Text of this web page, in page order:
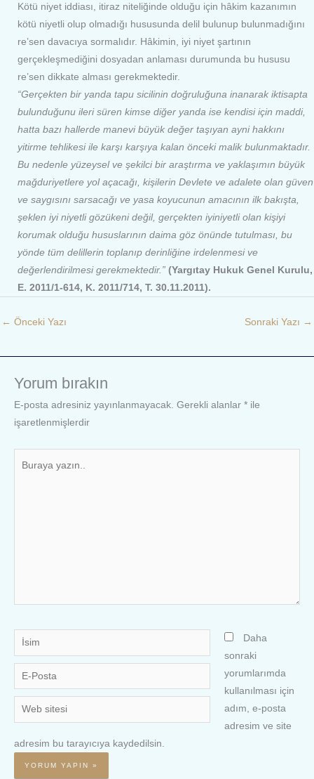
Kötü niyet iddiası, itiraz niteliğinde olduğu için hâkim kazanımın
kötü niyetli olup olmadığı hususunda delil bulunup bulunmadığını
re’sen davacıya sormalıdır. Hâkimin, iyi niyet şartının
gerçekleşmediğini dosyadan anlaması durumunda bu hususu
re’sen dikkate alması gerekmektedir.
“Gerçekten bir yanda tapu sicilinin doğruluğuna inanarak iktisapta
bulunduğunu ileri süren kimse diğer yanda ise kendisi için maddi,
hatta bazı hallerde manevi büyük değer taşıyan ayni hakkını
yitirme tehlikesi ile karşı karşıya kalan önceki malik bulunmaktadır.
Bu nedenle yüzeysel ve şekilci bir araştırma ve yaklaşımın büyük
mağduriyetlere yol açacağı, kişilerin Devlete ve adalete olan güven
ve saygısını sarsacağı ve yasa koyucunun amacının ilk bakışta,
şeklen iyi niyetli gözükeni değil, gerçekten iyiniyetli olan kişiyi
korumak olduğu hususlarının daima göz önünde tutulması, bu
yönde tüm delillerin toplanıp derinliğine irdelenmesi ve
değerlendirilmesi gerekmektedir.” (Yargıtay Hukuk Genel Kurulu,
E. 2011/1-614, K. 2011/714, T. 30.11.2011).
← Önceki Yazı Sonraki Yazı →
Yorum bırakın
E-posta adresiniz yayınlanmayacak. Gerekli alanlar * ile
işaretlenmişlerdir
İsim
E-
Posta
Web
sitesi
Daha
sonraki
yorumlarımda
kullanılması için
adım, e-posta
adresim ve site
adresim bu tarayıcıya kaydedilsin.